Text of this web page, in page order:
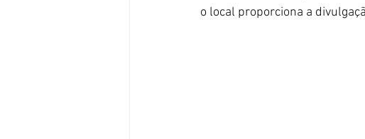
o local proporciona a